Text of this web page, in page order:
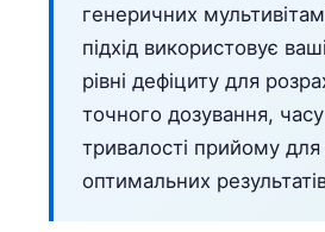
генеричних
підхід використовує
рівні дефіциту для
точного дозування,
тривалості прийому
оптимальних